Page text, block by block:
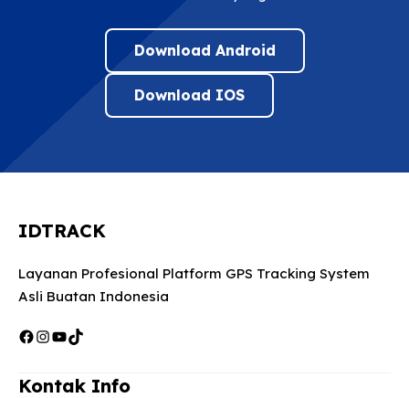
Download Android
Download IOS
IDTRACK
Layanan Profesional Platform GPS Tracking System
Asli Buatan Indonesia
Facebook
Instagram
YouTube
TikTok
Kontak Info